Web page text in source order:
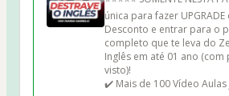
única para fazer
Desconto e entrar para o
completo que te leva do
Inglês em até 01 ano
visto)!
✔️ Mais de 100 Vídeo